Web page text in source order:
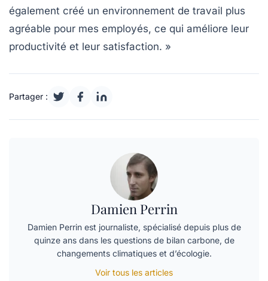
également créé un environnement de travail plus
agréable pour mes employés, ce qui améliore leur
productivité et leur satisfaction. »
Partager :
Damien Perrin
Damien Perrin est journaliste, spécialisé depuis plus de
quinze ans dans les questions de bilan carbone, de
changements climatiques et d’écologie.
Voir tous les articles